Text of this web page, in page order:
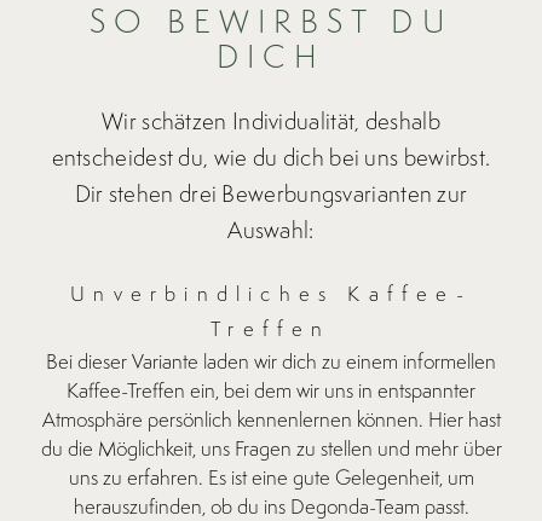
SO BEWIRBST DU
DICH
Wir schätzen Individualität, deshalb
entscheidest du, wie du dich bei uns bewirbst.
Dir stehen drei Bewerbungsvarianten zur
Auswahl:
Unverbindliches Kaffee-
Treffen
Bei dieser Variante laden wir dich zu einem informellen
Kaffee-Treffen ein, bei dem wir uns in entspannter
Atmosphäre persönlich kennenlernen können. Hier hast
du die Möglichkeit, uns Fragen zu stellen und mehr über
uns zu erfahren. Es ist eine gute Gelegenheit, um
herauszufinden, ob du ins Degonda-Team passt.